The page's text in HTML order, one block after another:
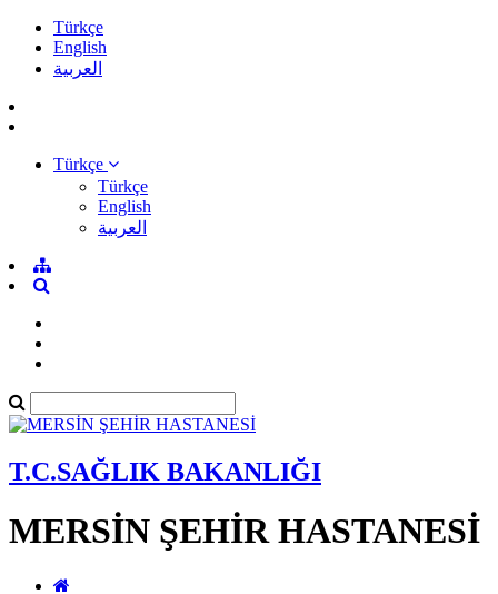
Türkçe
English
العربية
Türkçe
Türkçe
English
العربية
T.C.SAĞLIK BAKANLIĞI
MERSİN ŞEHİR HASTANESİ